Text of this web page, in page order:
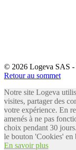
© 2026 Logeva SAS -
Retour au sommet
Notre site Logeva
visites, partager des
votre expérience. En
amenés à ne pas
choix pendant 30
le bouton 'Cookies' en
En savoir plus